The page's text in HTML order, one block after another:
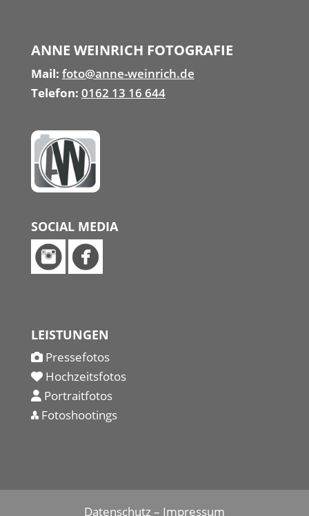
ANNE WEINRICH FOTOGRAFIE
Mail: foto@anne-weinrich.de
Telefon: 0162 13 16 644
SOCIAL MEDIA
LEISTUNGEN
Pressefotos
Hochzeitsfotos
Portraitfotos
Fotoshootings
Datenschutz– Impressum